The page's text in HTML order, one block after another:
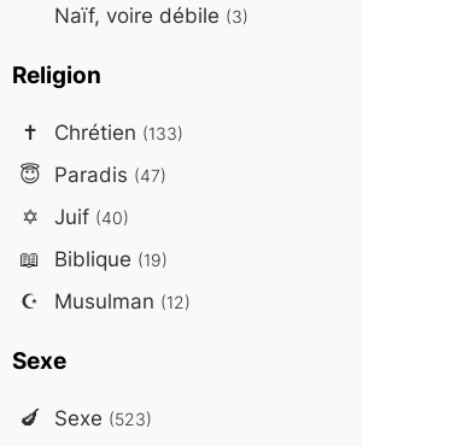
Naïf, voire débile (3)
Religion
✝️ Chrétien (133)
😇 Paradis (47)
✡️ Juif (40)
📖 Biblique (19)
☪️ Musulman (12)
Sexe
🍆 Sexe (523)